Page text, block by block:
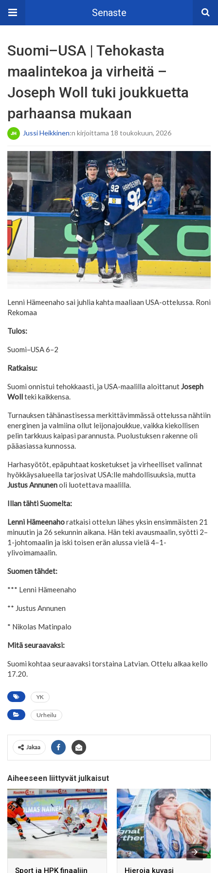
Senaste
Suomi–USA | Tehokasta
maalintekoa ja virheitä –
Joseph Woll tuki joukkuetta
parhaansa mukaan
Jussi Heikkinen:n kirjoittama 18 toukokuun, 2026
Lenni Hämeenaho sai juhlia kahta maaliaan USA-ottelussa. Roni
Rekomaa
Tulos:
Suomi–USA 6–2
Ratkaisu:
Suomi onnistui tehokkaasti, ja USA-maalilla aloittanut Joseph
Wollteki kaikkensa.
Turnauksen tähänastisessa merkittävimmässä ottelussa nähtiin
energinen ja valmiina ollut leijonajoukkue, vaikka kiekollisen
pelin tarkkuus kaipasi parannusta. Puolustuksen rakenne oli
pääasiassa kunnossa.
Harhasyötöt, epäpuhtaat kosketukset ja virheelliset valinnat
hyökkäysalueella tarjosivat USA:lle mahdollisuuksia, mutta
Justus Annunenoli luotettava maalilla.
Illan tähti Suomelta:
Lenni Hämeenahoratkaisi ottelun lähes yksin ensimmäisten 21
minuutin ja 26 sekunnin aikana. Hän teki avausmaalin, syötti 2–
1-johtomaalin ja iski toisen erän alussa vielä 4–1-
ylivoimamaalin.
Suomen tähdet:
*** Lenni Hämeenaho
** Justus Annunen
* Nikolas Matinpalo
Mitä seuraavaksi:
Suomi kohtaa seuraavaksi torstaina Latvian. Ottelu alkaa kello
17.20.
YK
Urheilu
Jakaa
Aiheeseen liittyvät julkaisut
Sport ja HPK finaaliin Hieroja kuvasi